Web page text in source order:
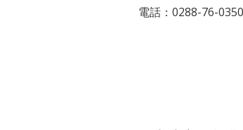
電話：0288-76-0350